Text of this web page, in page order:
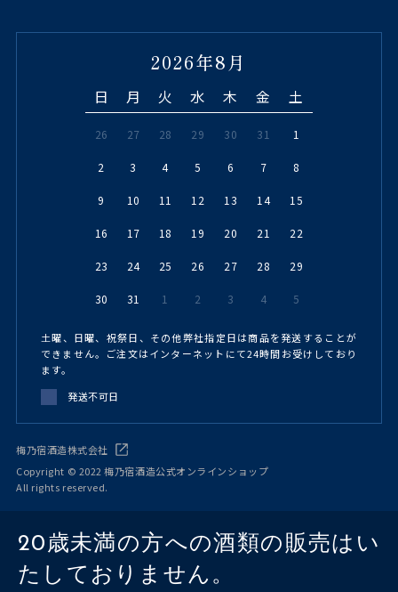
2026年8月
日 月 火 水 木 金 土
26 27 28 29 30 31 1
2 3 4 5 6 7 8
9 10 11 12 13 14 15
16 17 18 19 20 21 22
23 24 25 26 27 28 29
30 31 1 2 3 4 5
土曜、日曜、祝祭日、その他弊社指定日は商品を発送することが
できません。ご注文はインターネットにて24時間お受けしており
ます。
発送不可日
梅乃宿酒造株式会社
Copyright © 2022 梅乃宿酒造公式オンラインショップ
All rights reserved.
20歳未満の方への酒類の販売はい
たしておりません。